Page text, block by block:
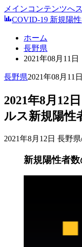
メインコンテンツへ
COVID-19 新規陽
ホーム
長野県
2021年08月11日
長野県2021年08月11日
2021年8月12
ルス新規陽性
2021年8月12日 長野
新規陽性者